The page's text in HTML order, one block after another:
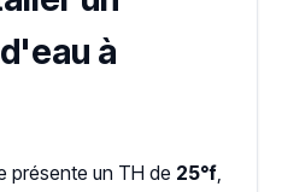
à
présente un TH de 25°f,